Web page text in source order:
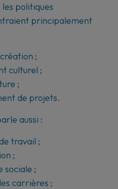
politiques
principalement
;
culturel ;
;
de projets.
aussi :
travail ;
;
sociale ;
carrières ;